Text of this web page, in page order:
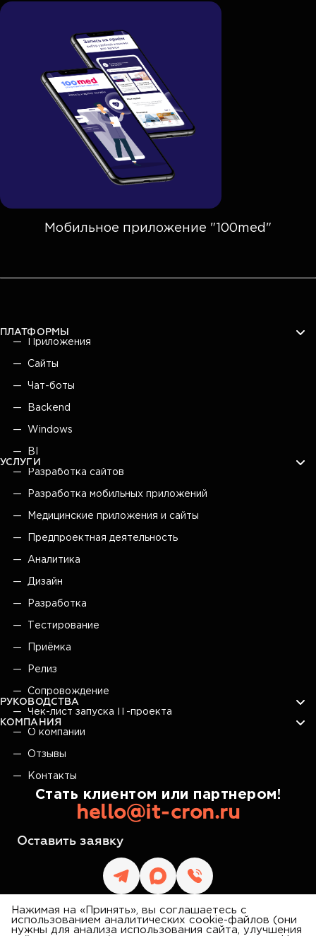
Мобильное приложение "100med"
Нажимая на «Принять», вы соглашаетесь с
использованием аналитических cookie-файлов (они
нужны для анализа использования сайта, улучшения
ПЛАТФОРМЫ
Приложения
Сайты
Чат-боты
Backend
Windows
BI
УСЛУГИ
Разработка сайтов
Разработка мобильных приложений
Медицинские приложения и сайты
Предпроектная деятельность
Аналитика
Дизайн
Разработка
Тестирование
Приёмка
Релиз
Сопровождение
РУКОВОДСТВА
Чек-лист запуска IT-проекта
КОМПАНИЯ
О компании
Отзывы
Контакты
Стать клиентом или партнером!
hello@it-cron.ru
Оставить заявку